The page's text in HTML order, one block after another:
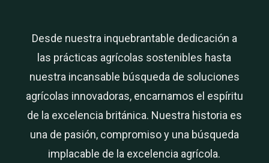
Desde nuestra inquebrantable dedicación a
las prácticas agrícolas sostenibles hasta
nuestra incansable búsqueda de soluciones
agrícolas innovadoras, encarnamos el espíritu
de la excelencia británica. Nuestra historia es
una de pasión, compromiso y una búsqueda
implacable de la excelencia agrícola.